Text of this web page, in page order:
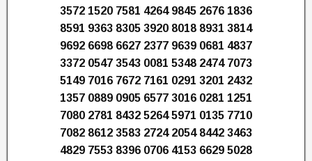
3572 1520 7581 4264 9845 2676 1836
8591 9363 8305 3920 8018 8931 3814
9692 6698 6627 2377 9639 0681 4837
3372 0547 3543 0081 5348 2474 7073
5149 7016 7672 7161 0291 3201 2432
1357 0889 0905 6577 3016 0281 1251
7080 2781 8432 5264 5971 0135 7710
7082 8612 3583 2724 2054 8442 3463
4829 7553 8396 0706 4153 6629 5028